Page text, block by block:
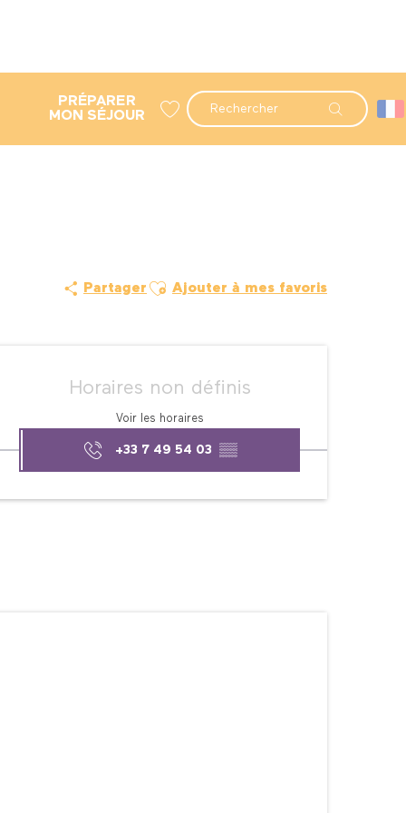
Recherche
PRÉPARER
MON SÉJOUR
Partager Ajouter aux favoris
Ajouter à mes favoris
Ouverture et
Horaires non définis
Voir les horaires
+33 7 49 54 03 ▒▒